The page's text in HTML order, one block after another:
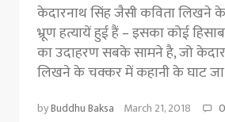
केदारनाथ सिंह जैसी कविता लिखने
भ्रूण हत्यायें हुई हैं – इसका कोई
का उदाहरण सबके सामने है, जो
लिखने के चक्कर में कहानी के घाट
byBuddhu Baksa March 21, 2018 0